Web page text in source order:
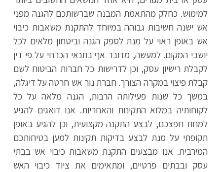
למימוש. כחלק מהתאמת המבנה שברשותכם להגנה מפני
אש ישנה חשיבות גבוהה במיוחד להתקנת משאבות כיבוי
אש באופן ראוי על מנת לספק הגנה וביטחון מלאים לכל
יושבי המקום. למעשה, מדובר אף בתנאי הכרחי על פי דין
לקבלת רישיון עסק, וכן לדרישות כל חברות הביטוח לשם
קבלת פיצוי במקרה הצורך. חברת נור אש חרטה על דיגלה,
במשך כל שנות פעילותה הרבות, הגנה מלאה על כל
לקוחותיה במלוא התקינות והאחריות. אנו דואגים להגיע
למחוז חפצכם, לבצע התקנה מקצועית, וכן להגיע באופן
תקופתי על מנת לבצע בדיקות תקינות למען בטיחותכם
המירבית. אנו מבצעים התקנת משאבות כיבוי אש בבתי
עסק ובבתים פרטיים, ומתאימים את ציוד כיבוי האש